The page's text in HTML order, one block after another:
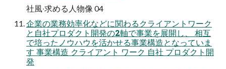
社⾵‧求める⼈物像 04
企業の業務効率化などに関わるクライアントワーク
と⾃社プロダクト開発の2軸で事業を展開し、 相互
で培ったノウハウを活かせる事業構造となっていま
す 事業構造 クライアント ワーク ⾃社 プロダクト開
発